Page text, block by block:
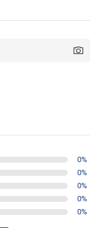
0%
0%
0%
0%
0%